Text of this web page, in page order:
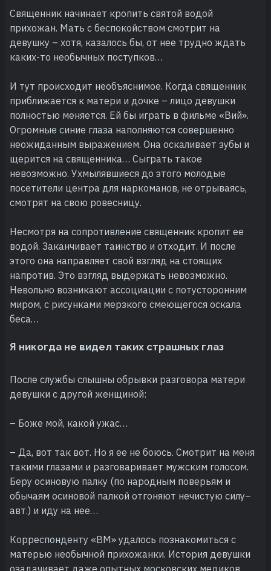
Священник начинает кропить святой водой
прихожан. Мать с беспокойством смотрит на
девушку – хотя, казалось бы, от нее трудно ждать
каких-то необычных поступков…
И тут происходит необъяснимое. Когда священник
приближается к матери и дочке – лицо девушки
полностью меняется. Ей бы играть в фильме «Вий».
Огромные синие глаза наполняются совершенно
неожиданным выражением. Она оскаливает зубы и
щерится на священника… Сыграть такое
невозможно. Ухмылявшиеся до этого молодые
посетители центра для наркоманов, не отрываясь,
смотрят на свою ровесницу.
Несмотря на сопротивление священник кропит ее
водой. Заканчивает таинство и отходит. И после
этого она направляет свой взгляд на стоящих
напротив. Это взгляд выдержать невозможно.
Невольно возникают ассоциации с потусторонним
миром, с рисунками мерзкого смеющегося оскала
беса…
Я никогда не видел таких страшных глаз
После службы слышны обрывки разговора матери
девушки с другой женщиной:
– Боже мой, какой ужас…
– Да, вот так вот. Но я ее не боюсь. Смотрит на меня
такими глазами и разговаривает мужским голосом.
Беру осиновую палку (по народным поверьям и
обычаям осиновой палкой отгоняют нечистую силу–
авт.) и иду на нее…
Корреспонденту «ВМ» удалось познакомиться с
матерью необычной прихожанки. История девушки
озадачивает даже опытных московских медиков.